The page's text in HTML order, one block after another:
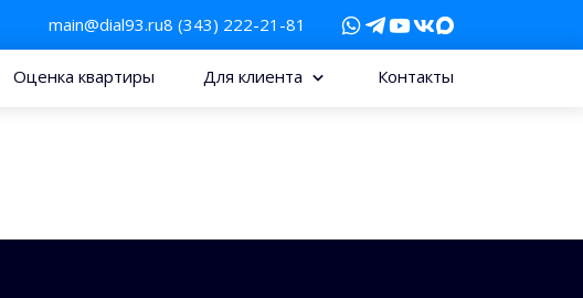
main@dial93.ru8 (343) 222-21-81
Оценка квартиры Для клиента Контакты